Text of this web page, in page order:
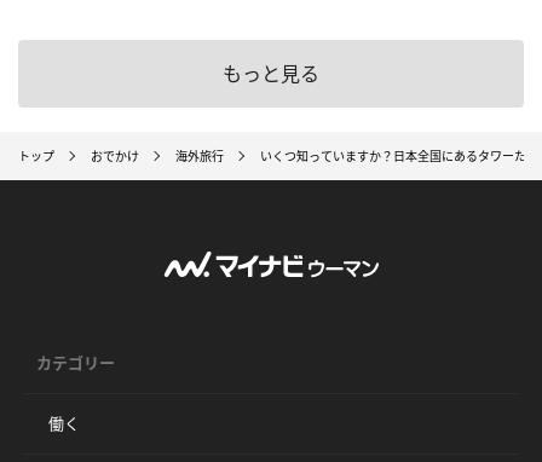
もっと見る
トップ おでかけ 海外旅行 いくつ知っていますか？日本全国にあるタワーたち
カテゴリー
働く